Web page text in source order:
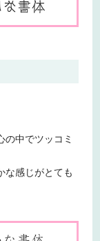
の中でツッコミ
な感じがとても